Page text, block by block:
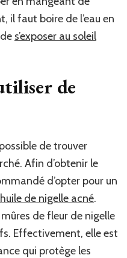
il faut boire de l’eau en
s’exposer au soleil
de
de trouver
Afin d’obtenir le
d’opter pour un
huile de nigelle acné.
de fleur de nigelle
Effectivement, elle est
qui protège les